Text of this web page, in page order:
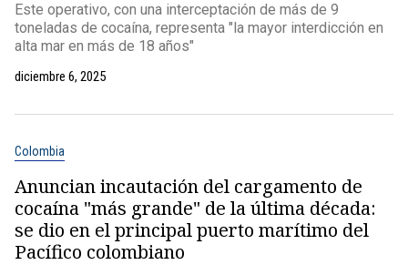
Este operativo, con una interceptación de más de 9
toneladas de cocaína, representa "la mayor interdicción en
alta mar en más de 18 años"
diciembre 6, 2025
Colombia
Anuncian incautación del cargamento de
cocaína "más grande" de la última década:
se dio en el principal puerto marítimo del
Pacífico colombiano